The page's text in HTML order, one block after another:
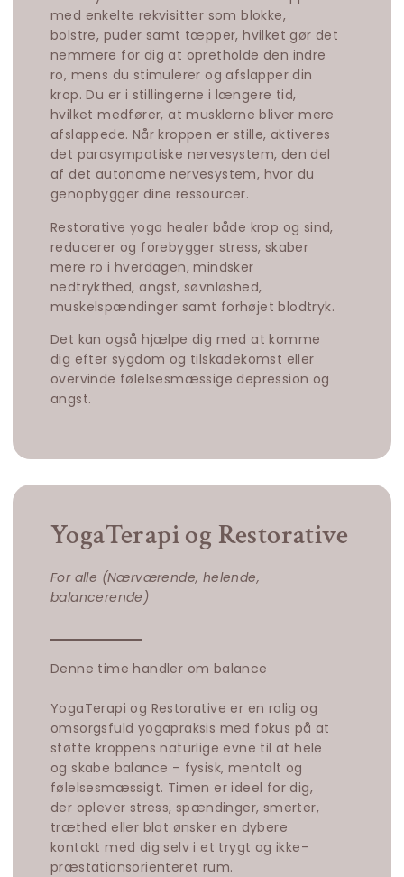
med enkelte rekvisitter som blokke,
bolstre, puder samt tæpper, hvilket gør det
nemmere for dig at opretholde den indre
ro, mens du stimulerer og afslapper din
krop.Du er i stillingerne i længere tid,
hvilketmedfører, atmusklernebliver mere
afslappede. Når kroppen er stille, aktiveres
det parasympatiske nervesystem, den del
af det autonome nervesystem, hvor du
genopbygger dine ressourcer.
Restorative yoga healer både krop og sind,
reducerer og forebygger stress, skaber
mere ro i hverdagen, mindsker
nedtrykthed, angst, søvnløshed,
muskelspændinger samt forhøjet blodtryk.
Det kan også hjælpe dig med at komme
dig efter sygdom og tilskadekomst eller
overvinde følelsesmæssige depression og
angst.
YogaTerapi og Restorative
For alle (Nærværende, helende,
balancerende)
Denne time handler om balance
YogaTerapi og Restorative er en rolig og
omsorgsfuld yogapraksis med fokus på at
støtte kroppens naturlige evne til at hele
og skabe balance – fysisk, mentalt og
følelsesmæssigt. Timen er ideel for dig,
der oplever stress, spændinger, smerter,
træthed eller blot ønsker en dybere
kontakt med dig selv i et trygt og ikke-
præstationsorienteret rum.